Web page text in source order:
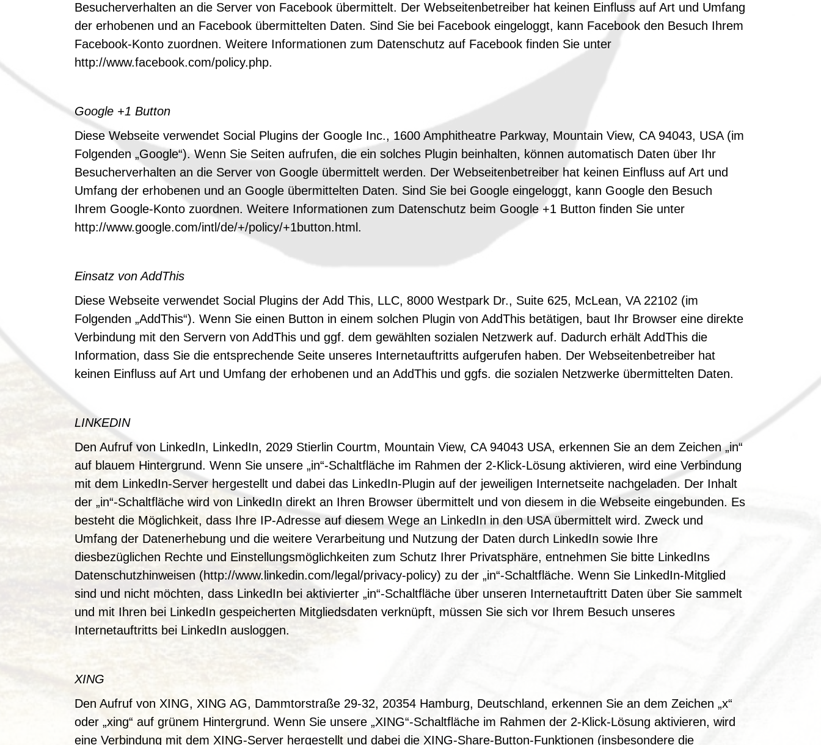
Besucherverhalten an die Server von Facebook übermittelt. Der Webseitenbetreiber hat keinen Einfluss auf Art und Umfang
der erhobenen und an Facebook übermittelten Daten. Sind Sie bei Facebook eingeloggt, kann Facebook den Besuch Ihrem
Facebook-Konto zuordnen. Weitere Informationen zum Datenschutz auf Facebook finden Sie unter
http://www.facebook.com/policy.php.
Google +1 Button
Diese Webseite verwendet Social Plugins der Google Inc., 1600 Amphitheatre Parkway, Mountain View, CA 94043, USA (im
Folgenden „Google“). Wenn Sie Seiten aufrufen, die ein solches Plugin beinhalten, können automatisch Daten über Ihr
Besucherverhalten an die Server von Google übermittelt werden. Der Webseitenbetreiber hat keinen Einfluss auf Art und
Umfang der erhobenen und an Google übermittelten Daten. Sind Sie bei Google eingeloggt, kann Google den Besuch
Ihrem Google-Konto zuordnen. Weitere Informationen zum Datenschutz beim Google +1 Button finden Sie unter
http://www.google.com/intl/de/+/policy/+1button.html.
Einsatz von AddThis
Diese Webseite verwendet Social Plugins der Add This, LLC, 8000 Westpark Dr., Suite 625, McLean, VA 22102 (im
Folgenden „AddThis“). Wenn Sie einen Button in einem solchen Plugin von AddThis betätigen, baut Ihr Browser eine direkte
Verbindung mit den Servern von AddThis und ggf. dem gewählten sozialen Netzwerk auf. Dadurch erhält AddThis die
Information, dass Sie die entsprechende Seite unseres Internetauftritts aufgerufen haben. Der Webseitenbetreiber hat
keinen Einfluss auf Art und Umfang der erhobenen und an AddThis und ggfs. die sozialen Netzwerke übermittelten Daten.
LINKEDIN
Den Aufruf von LinkedIn, LinkedIn, 2029 Stierlin Courtm, Mountain View, CA 94043 USA, erkennen Sie an dem Zeichen „in“
auf blauem Hintergrund. Wenn Sie unsere „in“-Schaltfläche im Rahmen der 2-Klick-Lösung aktivieren, wird eine Verbindung
mit dem LinkedIn-Server hergestellt und dabei das LinkedIn-Plugin auf der jeweiligen Internetseite nachgeladen. Der Inhalt
der „in“-Schaltfläche wird von LinkedIn direkt an Ihren Browser übermittelt und von diesem in die Webseite eingebunden. Es
besteht die Möglichkeit, dass Ihre IP-Adresse auf diesem Wege an LinkedIn in den USA übermittelt wird. Zweck und
Umfang der Datenerhebung und die weitere Verarbeitung und Nutzung der Daten durch LinkedIn sowie Ihre
diesbezüglichen Rechte und Einstellungsmöglichkeiten zum Schutz Ihrer Privatsphäre, entnehmen Sie bitte LinkedIns
Datenschutzhinweisen (http://www.linkedin.com/legal/privacy-policy) zu der „in“-Schaltfläche. Wenn Sie LinkedIn-Mitglied
sind und nicht möchten, dass LinkedIn bei aktivierter „in“-Schaltfläche über unseren Internetauftritt Daten über Sie sammelt
und mit Ihren bei LinkedIn gespeicherten Mitgliedsdaten verknüpft, müssen Sie sich vor Ihrem Besuch unseres
Internetauftritts bei LinkedIn ausloggen.
XING
Den Aufruf von XING, XING AG, Dammtorstraße 29-32, 20354 Hamburg, Deutschland, erkennen Sie an dem Zeichen „x“
oder „xing“ auf grünem Hintergrund. Wenn Sie unsere „XING“-Schaltfläche im Rahmen der 2-Klick-Lösung aktivieren, wird
eine Verbindung mit dem XING-Server hergestellt und dabei die XING-Share-Button-Funktionen (insbesondere die